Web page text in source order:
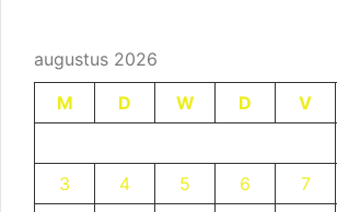
augustus 2026
M
D W D V
3
4 5 6 7